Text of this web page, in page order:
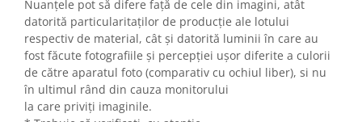
Nuanțele pot să difere față de cele din imagini, atât
datorită particularitaților de producție ale lotului
respectiv de material, cât și datorită luminii în care au
fost făcute fotografiile și percepției ușor diferite a culorii
de către aparatul foto (comparativ cu ochiul liber), si nu
în ultimul rând din cauza monitorului
la care priviți imaginile.